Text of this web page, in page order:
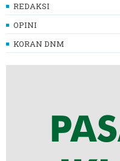
REDAKSI
OPINI
KORAN DNM